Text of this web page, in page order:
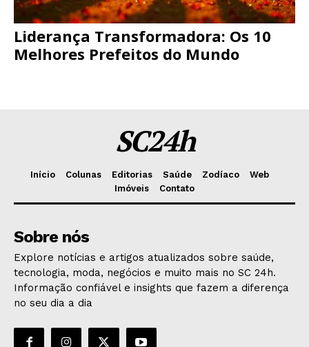
Liderança Transformadora: Os 10
Melhores Prefeitos do Mundo
SC24h
Início Colunas Editorias Saúde Zodíaco
Web
Imóveis
Contato
Sobre nós
Explore notícias e artigos atualizados sobre saúde,
tecnologia, moda, negócios e muito mais no SC 24h.
Informação confiável e insights que fazem a diferença
no seu dia a dia